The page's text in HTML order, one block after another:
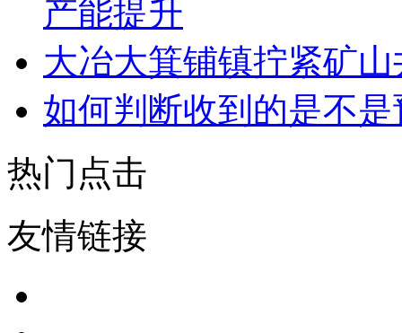
产能提升
大冶大箕铺镇拧紧矿
如何判断收到的是不
热门点击
友情链接